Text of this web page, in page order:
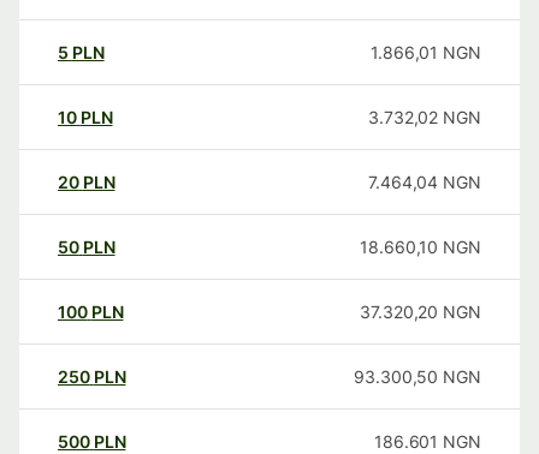
5 PLN 1.866,01 NGN
10 PLN 3.732,02 NGN
20 PLN 7.464,04 NGN
50 PLN 18.660,10 NGN
100 PLN 37.320,20 NGN
250 PLN 93.300,50 NGN
500 PLN 186.601 NGN